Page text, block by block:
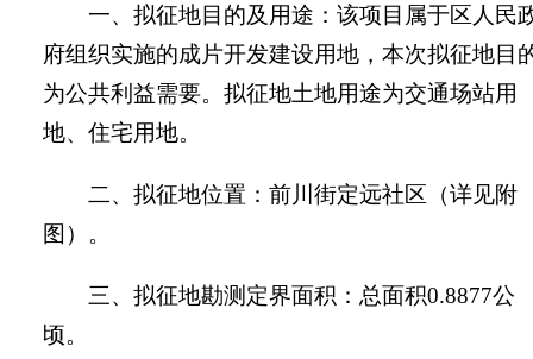
一、拟征地目的及用途：该项目属于区人民
府组织实施的成片开发建设用地，本次拟征地目
为公共利益需要。拟征地土地用途为交通场站用
地、 住宅用地。
二、拟征地位置： 前川街定远社区 （详见附
图）。
三、拟征地勘测定界面积：总面积0.8877公
顷。